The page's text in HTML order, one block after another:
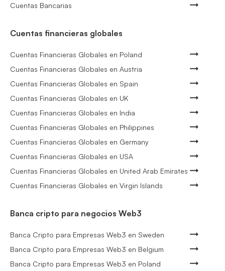
Cuentas Bancarias
Cuentas financieras globales
Cuentas Financieras Globales en Poland
Cuentas Financieras Globales en Austria
Cuentas Financieras Globales en Spain
Cuentas Financieras Globales en UK
Cuentas Financieras Globales en India
Cuentas Financieras Globales en Philippines
Cuentas Financieras Globales en Germany
Cuentas Financieras Globales en USA
Cuentas Financieras Globales en United Arab Emirates
Cuentas Financieras Globales en Virgin Islands
Banca cripto para negocios Web3
Banca Cripto para Empresas Web3 en Sweden
Banca Cripto para Empresas Web3 en Belgium
Banca Cripto para Empresas Web3 en Poland